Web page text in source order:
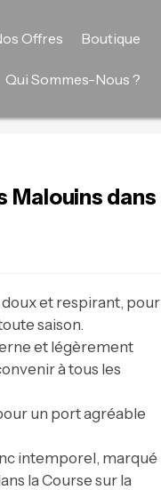
Offres Boutique
Qui Sommes-Nous ?
Malouins dans
doux et respirant, pour
saison.
et légèrement
à tous les
un port agréable
intemporel, marqué
la Course sur la